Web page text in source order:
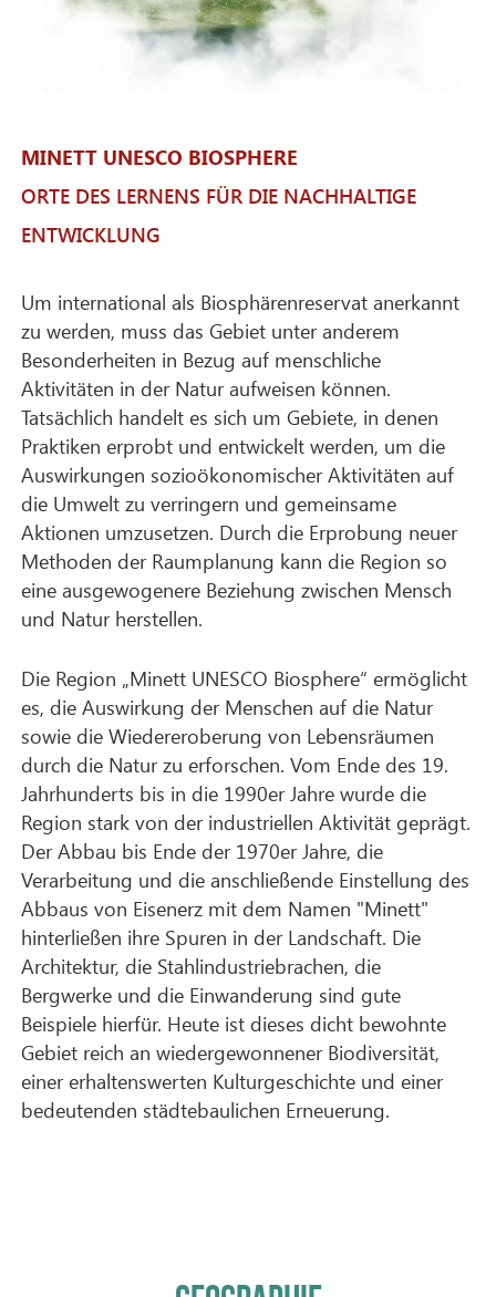
MINETT UNESCO BIOSPHERE
ORTE DES LERNENS FÜR DIE NACHHALTIGE
ENTWICKLUNG
Um international als Biosphärenreservat anerkannt
zu werden, muss das Gebiet unter anderem
Besonderheiten in Bezug auf menschliche
Aktivitäten in der Natur aufweisen können.
Tatsächlich handelt es sich um Gebiete, in denen
Praktiken erprobt und entwickelt werden, um die
Auswirkungen sozioökonomischer Aktivitäten auf
die Umwelt zu verringern und gemeinsame
Aktionen umzusetzen. Durch die Erprobung neuer
Methoden der Raumplanung kann die Region so
eine ausgewogenere Beziehung zwischen Mensch
und Natur herstellen.
Die Region „Minett UNESCO Biosphere“ ermöglicht
es, die Auswirkung der Menschen auf die Natur
sowie die Wiedereroberung von Lebensräumen
durch die Natur zu erforschen. Vom Ende des 19.
Jahrhunderts bis in die 1990er Jahre wurde die
Region stark von der industriellen Aktivität geprägt.
Der Abbau bis Ende der 1970er Jahre, die
Verarbeitung und die anschließende Einstellung des
Abbaus von Eisenerz mit dem Namen "Minett"
hinterließen ihre Spuren in der Landschaft. Die
Architektur, die Stahlindustriebrachen, die
Bergwerke und die Einwanderung sind gute
Beispiele hierfür. Heute ist dieses dicht bewohnte
Gebiet reich an wiedergewonnener Biodiversität,
einer erhaltenswerten Kulturgeschichte und einer
bedeutenden städtebaulichen Erneuerung.